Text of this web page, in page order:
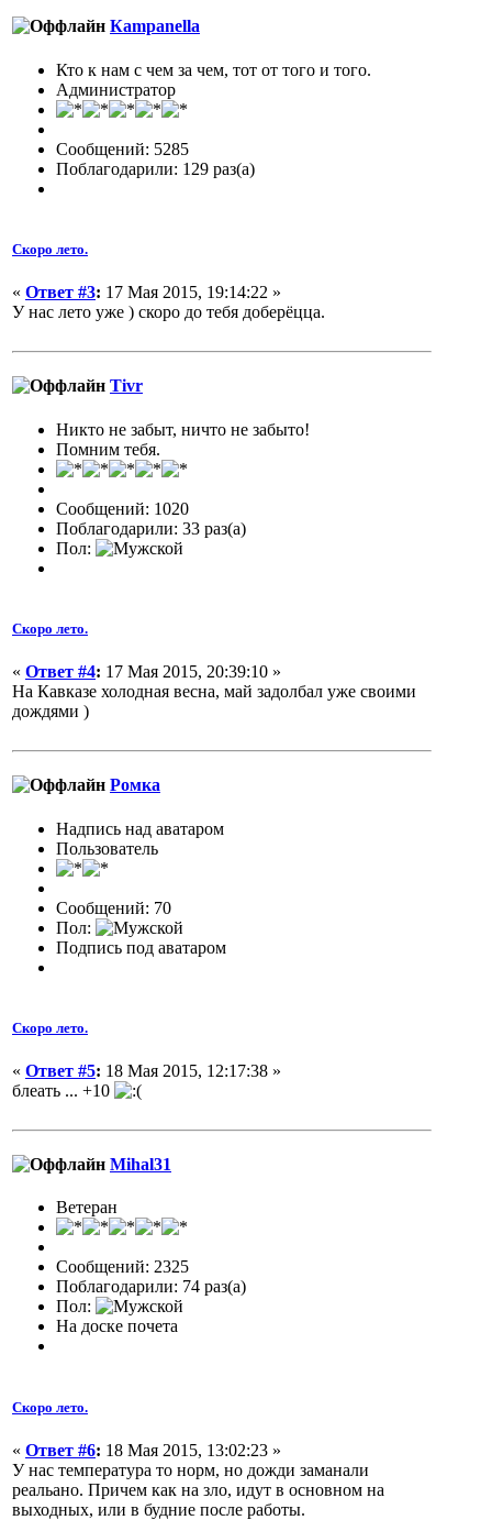
Кampanella
Кто к нам с чем за чем, тот от того и того.
Администратор
Сообщений: 5285
Поблагодарили: 129 раз(а)
Скоро лето.
« Ответ #3: 17 Мая 2015, 19:14:22 »
У нас лето уже ) скоро до тебя доберёцца.
Tivr
Никто не забыт, ничто не забыто!
Помним тебя.
Сообщений: 1020
Поблагодарили: 33 раз(а)
Пол:
Скоро лето.
« Ответ #4: 17 Мая 2015, 20:39:10 »
На Кавказе холодная весна, май задолбал уже своими
дождями )
Ромка
Надпись над аватаром
Пользователь
Сообщений: 70
Пол:
Подпись под аватаром
Скоро лето.
« Ответ #5: 18 Мая 2015, 12:17:38 »
блеать ... +10
Mihal31
Ветеран
Сообщений: 2325
Поблагодарили: 74 раз(а)
Пол:
На доске почета
Скоро лето.
« Ответ #6: 18 Мая 2015, 13:02:23 »
У нас температура то норм, но дожди заманали
реальано. Причем как на зло, идут в основном на
выходных, или в будние после работы.